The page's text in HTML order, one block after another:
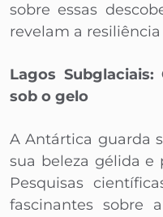
sobre essas
revelam a resiliência
Lagos
sob o gelo
A Antártica guarda
sua beleza gélida e
Pesquisas
fascinantes sobre